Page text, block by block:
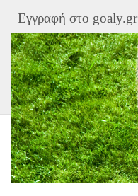
Εγγραφή στο goaly.gr